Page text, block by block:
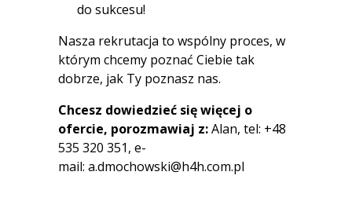
do sukcesu!
Nasza rekrutacja to wspólny proces, w
którym chcemy poznać Ciebie tak
dobrze, jak Ty poznasz nas.
Chcesz dowiedzieć się więcej o
ofercie, porozmawiaj z:Alan, tel: +48
535 320 351, e-
mail: a.dmochowski@h4h.com.pl